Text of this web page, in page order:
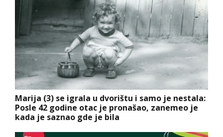
Marija (3) se igrala u dvorištu i samo je nestala:
Posle 42 godine otac je pronašao, zanemeo je
kada je saznao gde je bila